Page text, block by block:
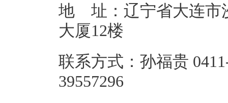
地 址：辽宁省大连市
大厦
联系方式：孙福贵